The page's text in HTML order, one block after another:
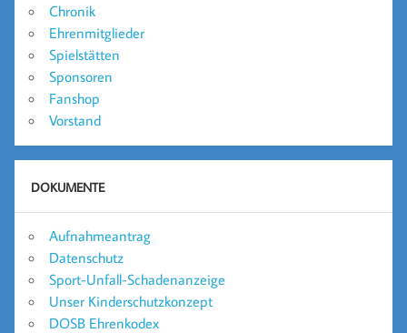
Chronik
Ehrenmitglieder
Spielstätten
Sponsoren
Fanshop
Vorstand
DOKUMENTE
Aufnahmeantrag
Datenschutz
Sport-Unfall-Schadenanzeige
Unser Kinderschutzkonzept
DOSB Ehrenkodex